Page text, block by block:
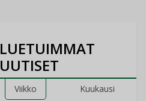
LUETUIMMAT
UUTISET
Viikko Kuukausi